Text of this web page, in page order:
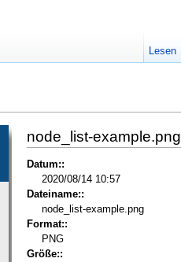
node_list-example.png
Datum::
2020/08/14 10:57
Dateiname::
node_list-example.png
Format::
PNG
Größe::
Lesen